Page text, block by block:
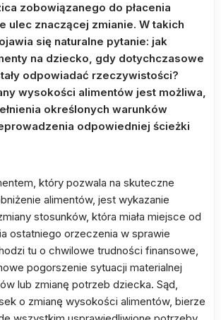
zobowiązanego do płacenia
ulec znaczącej zmianie. W takich
się naturalne pytanie: jak
na dziecko, gdy dotychczasowe
odpowiadać rzeczywistości?
wysokości alimentów jest możliwa,
określonych warunków
odpowiedniej ścieżki
który pozwala na skuteczne
alimentów, jest wykazanie
stosunków, która miała miejsce od
ostatniego orzeczenia w sprawie
tu o chwilowe trudności finansowe,
pogorszenie sytuacji materialnej
lub zmianę potrzeb dziecka. Sąd,
o zmianę wysokości alimentów, bierze